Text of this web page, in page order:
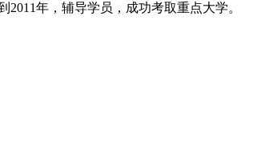
年，辅导学员，成功考取重点大学。